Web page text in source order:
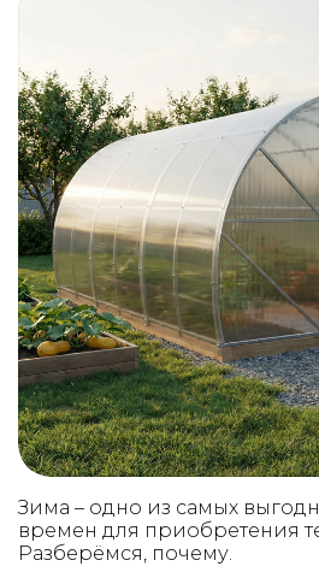
Зима – одно из самых
времен для приобретения
Разберёмся, почему.